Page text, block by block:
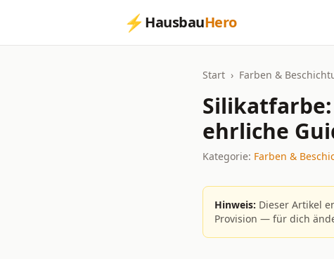
⚡ HausbauHero
Start › Farben &
ehrliche
Kategorie: Farben &
Hinweis: Dieser Artikel
Provision — für dich